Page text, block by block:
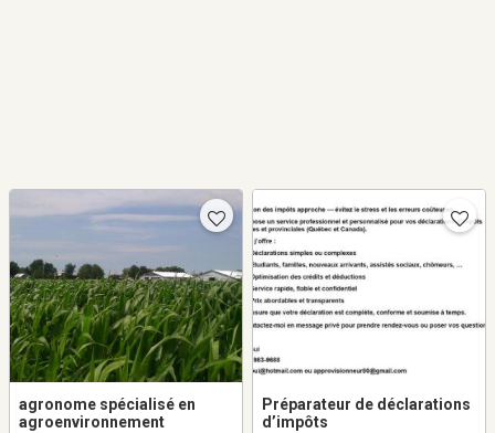
agronome spécialisé en
agroenvironnement
Préparateur de déclarations
d’impôts